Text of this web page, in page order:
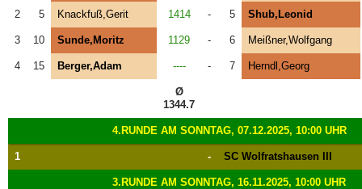
2 5 Knackfuß,Gerit 1414 - 5 Shub,Leonid
3 10 Sunde,Moritz 1129 - 6 Meißner,Wolfgang
4 15 Berger,Adam ---- - 7 Herndl,Georg
Ø
1344.7
4.RUNDE AM SONNTAG, 07.12.2025, 10:00 UHR
1 - SC Wolfratshausen III
3.RUNDE AM SONNTAG, 16.11.2025, 10:00 UHR